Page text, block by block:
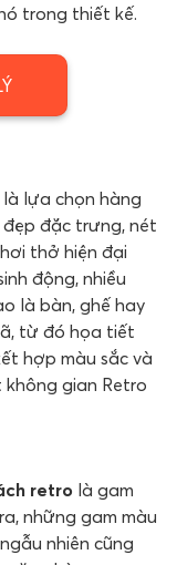
trong thiết kế.
lựa chọn hàng
đặc trưng, ​​nét
thở hiện đại
động, nhiều
là bàn, ghế hay
từ đó họa tiết
hợp màu sắc và
gian Retro
retro là gam
những gam màu
nhiên cũng